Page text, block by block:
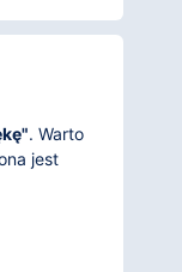
. Warto
jest